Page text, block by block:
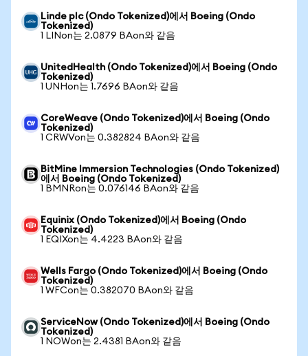
Linde plc (Ondo Tokenized)에서 Boeing (Ondo
Tokenized)
1 LINon는 2.0879 BAon와 같음
UnitedHealth (Ondo Tokenized)에서 Boeing (Ondo
Tokenized)
1 UNHon는 1.7696 BAon와 같음
CoreWeave (Ondo Tokenized)에서 Boeing (Ondo
Tokenized)
1 CRWVon는 0.382824 BAon와 같음
BitMine Immersion Technologies (Ondo Tokenized)
에서 Boeing (Ondo Tokenized)
1 BMNRon는 0.076146 BAon와 같음
Equinix (Ondo Tokenized)에서 Boeing (Ondo
Tokenized)
1 EQIXon는 4.4223 BAon와 같음
Wells Fargo (Ondo Tokenized)에서 Boeing (Ondo
Tokenized)
1 WFCon는 0.382070 BAon와 같음
ServiceNow (Ondo Tokenized)에서 Boeing (Ondo
Tokenized)
1 NOWon는 2.4381 BAon와 같음